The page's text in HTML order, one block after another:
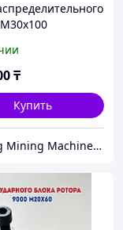
₸
Купить
Yisheng Mining Machinery Almaty